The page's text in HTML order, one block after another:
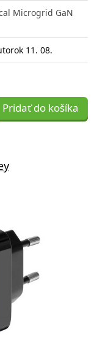
Microgrid GaN
11. 08.
Pridať do košíka